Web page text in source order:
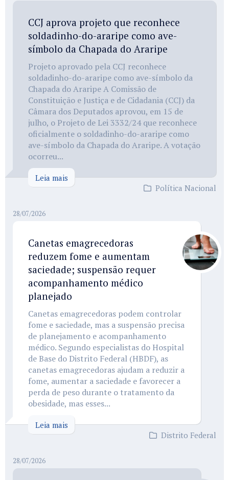
CCJ aprova projeto que reconhece
soldadinho-do-araripe como ave-
símbolo da Chapada do Araripe
Projeto aprovado pela CCJ reconhece
soldadinho-do-araripe como ave-símbolo da
Chapada do Araripe A Comissão de
Constituição e Justiça e de Cidadania (CCJ) da
Câmara dos Deputados aprovou, em 15 de
julho, o Projeto de Lei 3332/24 que reconhece
oficialmente o soldadinho-do-araripe como
ave-símbolo da Chapada do Araripe. A votação
ocorreu...
Leia mais
Política Nacional
28/07/2026
Canetas emagrecedoras
reduzem fome e aumentam
saciedade; suspensão requer
acompanhamento médico
planejado
Canetas emagrecedoras podem controlar
fome e saciedade, mas a suspensão precisa
de planejamento e acompanhamento
médico. Segundo especialistas do Hospital
de Base do Distrito Federal (HBDF), as
canetas emagrecedoras ajudam a reduzir a
fome, aumentar a saciedade e favorecer a
perda de peso durante o tratamento da
obesidade, mas esses...
Leia mais
Distrito Federal
28/07/2026